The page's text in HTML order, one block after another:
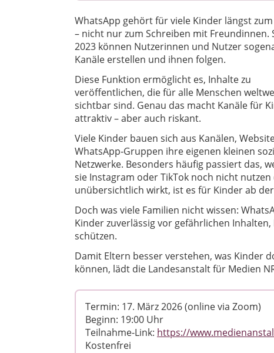
WhatsApp gehört für viele Kinder längst
– nicht nur zum Schreiben mit Freundinnen.
2023 können Nutzerinnen und Nutzer
Kanäle erstellen und ihnen folgen.
Diese Funktion ermöglicht es, Inhalte zu
veröffentlichen, die für alle Menschen
sichtbar sind. Genau das macht Kanäle für
attraktiv – aber auch riskant.
Viele Kinder bauen sich aus Kanälen,
WhatsApp‑Gruppen ihre eigenen kleinen
Netzwerke. Besonders häufig passiert das,
sie Instagram oder TikTok noch nicht
unübersichtlich wirkt, ist es für Kinder ab
Doch was viele Familien nicht wissen:
Kinder zuverlässig vor gefährlichen
schützen.
Damit Eltern besser verstehen, was Kinder
können, lädt die Landesanstalt für Medien
Termin: 17. März 2026 (online via Zoom)
Beginn: 19:00 Uhr
Teilnahme-Link: https://
Kostenfrei